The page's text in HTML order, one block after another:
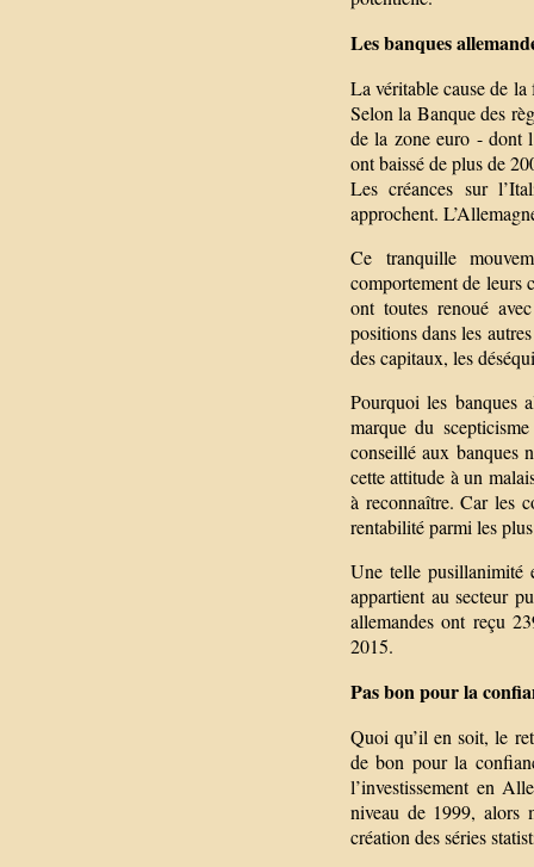
Les banques
La véritable cause de
Selon la Banque des
de la zone euro - dont
ont baissé de plus de
Les créances sur
approchent.
Ce tranquille
comportement de leurs
ont toutes renoué
positions dans les
des capitaux, les
Pourquoi les banques
marque du
conseillé aux banques
cette attitude à un
à reconnaître. Car les
rentabilité parmi les
Une telle pusillanimité
appartient au secteur
allemandes ont reçu
2015.
Pas bon pour la
Quoi qu’il en soit, le
de bon pour la
l’investissement en
niveau de 1999, alors
création des séries